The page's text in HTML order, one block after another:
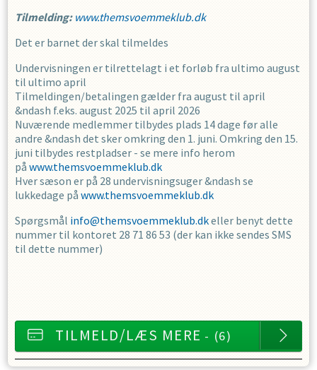
Tilmelding: www.themsvoemmeklub.dk
Det er barnet der skal tilmeldes
Undervisningen er tilrettelagt i et forløb fra ultimo august
til ultimo april
Tilmeldingen/betalingen gælder fra august til april
&ndash f.eks. august 2025 til april 2026
Nuværende medlemmer tilbydes plads 14 dage før alle
andre &ndash det sker omkring den 1. juni. Omkring den 15.
juni tilbydes restpladser - se mere info herom
på www.themsvoemmeklub.dk
Hver sæson er på 28 undervisningsuger &ndash se
lukkedage på www.themsvoemmeklub.dk
Spørgsmål info@themsvoemmeklub.dkeller benyt dette
nummer til kontoret 28 71 86 53 (der kan ikke sendes SMS
til dette nummer)
TILMELD/LÆS MERE - (6)